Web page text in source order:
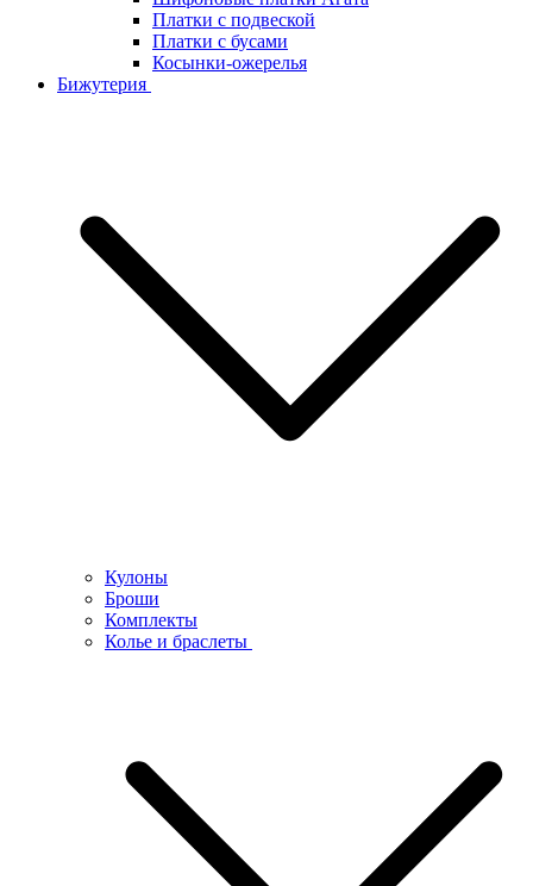
Платки с подвеской
Платки с бусами
Косынки-ожерелья
Бижутерия
Кулоны
Броши
Комплекты
Колье и браслеты